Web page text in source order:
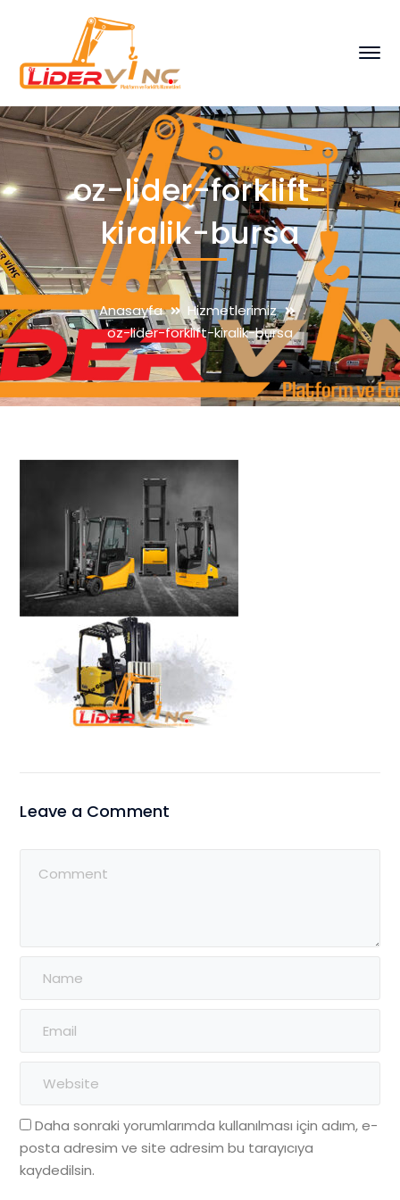
oz-lider-forklift-
kiralik-bursa
Anasayfa
Hizmetlerimiz
oz-lider-forklift-kiralik-bursa
Leave a Comment
Daha sonraki yorumlarımda kullanılması için adım, e-
posta adresim ve site adresim bu tarayıcıya
kaydedilsin.